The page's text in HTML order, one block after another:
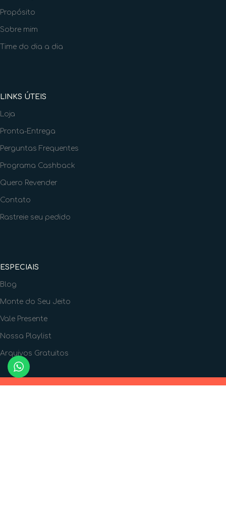
Propósito
Sobre mim
Time do dia a dia
LINKS ÚTEIS
Loja
Pronta-Entrega
Perguntas Frequentes
Programa Cashback
Quero Revender
Contato
Rastreie seu pedido
ESPECIAIS
Blog
Monte do Seu Jeito
Vale Presente
Nossa Playlist
Arquivos Gratuitos